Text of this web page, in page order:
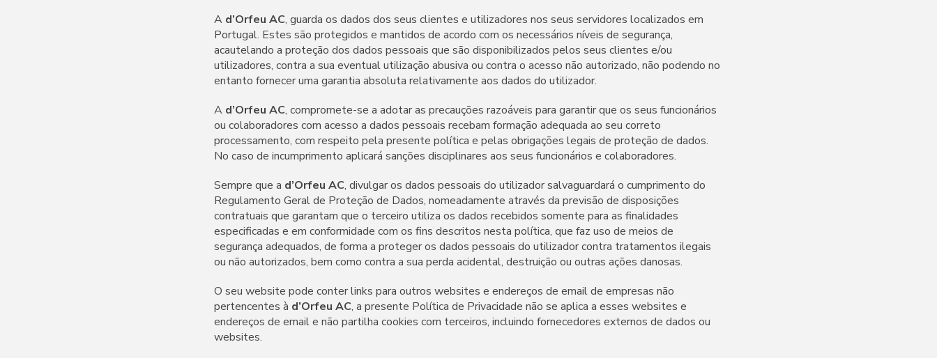
A d’Orfeu AC, guarda os dados dos seus clientes e utilizadores nos seus servidores localizados em
Portugal. Estes são protegidos e mantidos de acordo com os necessários níveis de segurança,
acautelando a proteção dos dados pessoais que são disponibilizados pelos seus clientes e/ou
utilizadores, contra a sua eventual utilização abusiva ou contra o acesso não autorizado, não podendo no
entanto fornecer uma garantia absoluta relativamente aos dados do utilizador.
A d’Orfeu AC, compromete-se a adotar as precauções razoáveis para garantir que os seus funcionários
ou colaboradores com acesso a dados pessoais recebam formação adequada ao seu correto
processamento, com respeito pela presente política e pelas obrigações legais de proteção de dados.
No caso de incumprimento aplicará sanções disciplinares aos seus funcionários e colaboradores.
Sempre que a d’Orfeu AC, divulgar os dados pessoais do utilizador salvaguardará o cumprimento do
Regulamento Geral de Proteção de Dados, nomeadamente através da previsão de disposições
contratuais que garantam que o terceiro utiliza os dados recebidos somente para as finalidades
especificadas e em conformidade com os fins descritos nesta política, que faz uso de meios de
segurança adequados, de forma a proteger os dados pessoais do utilizador contra tratamentos ilegais
ou não autorizados, bem como contra a sua perda acidental, destruição ou outras ações danosas.
O seu website pode conter links para outros websites e endereços de email de empresas não
pertencentes à d’Orfeu AC, a presente Política de Privacidade não se aplica a esses websites e
endereços de email e não partilha cookies com terceiros, incluindo fornecedores externos de dados ou
websites.